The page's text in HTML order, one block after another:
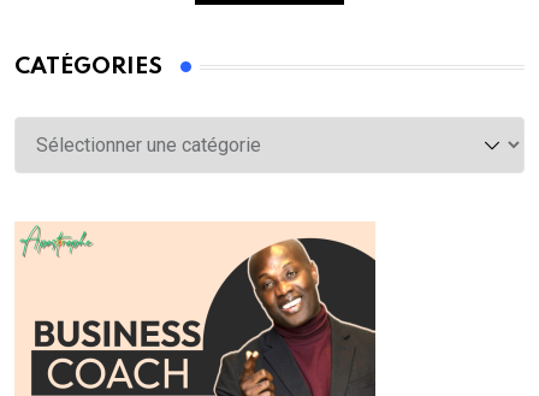
CATÉGORIES
Catégories